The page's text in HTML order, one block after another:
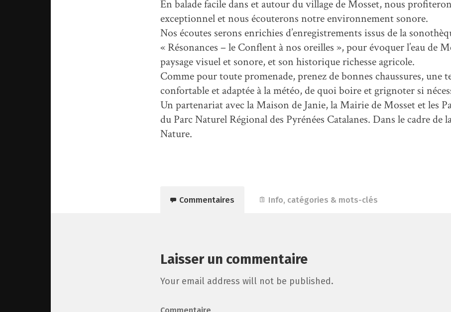
En balade facile dans et autour du village de Mosset, nous
exceptionnel et nous écouterons notre environnement sonore.
Nos écoutes serons enrichies d’enregistrements issus de la
« Résonances – le Conflent à nos oreilles », pour évoquer l’eau de
paysage visuel et sonore, et son historique richesse agricole.
Comme pour toute promenade, prenez de bonnes chaussures, une
confortable et adaptée à la météo, de quoi boire et grignoter si
Un partenariat avec la Maison de Janie, la Mairie de Mosset et les
du Parc Naturel Régional des Pyrénées Catalanes. Dans le cadre de
Nature.
Commentaires Info, catégories & mots-clés
Laisser un commentaire
Your email address will not be published.